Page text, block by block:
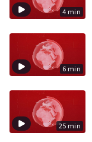
4 min
6 min
25 min